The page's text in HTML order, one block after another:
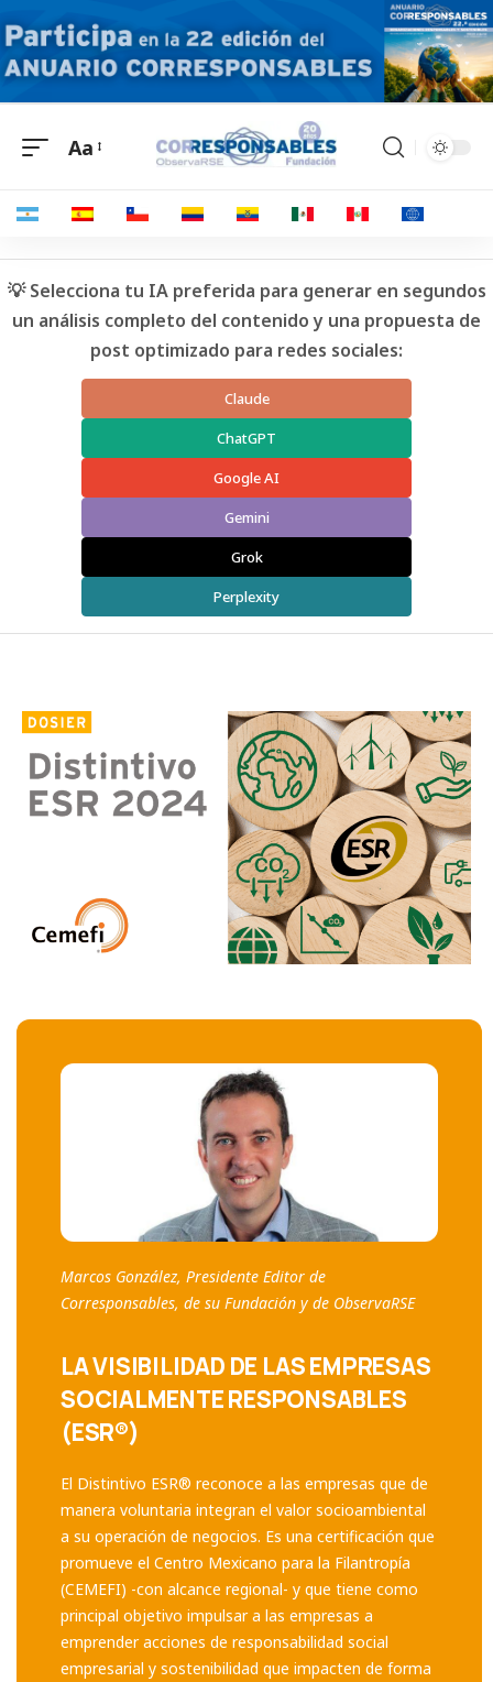
Aa
💡 Selecciona tu IA preferida para generar en segundos
un análisis completo del contenido y una propuesta de
post optimizado para redes sociales:
Claude
ChatGPT
Google AI
Gemini
Grok
Perplexity
Marcos González, Presidente Editor de
Corresponsables, de su Fundación y de ObservaRSE
LA VISIBILIDAD DE LAS EMPRESAS
SOCIALMENTE RESPONSABLES
(ESR®)
El Distintivo ESR® reconoce a las empresas que de
manera voluntaria integran el valor socioambiental
a su operación de negocios. Es una certificación que
promueve el Centro Mexicano para la Filantropía
(CEMEFI) -con alcance regional- y que tiene como
principal objetivo impulsar a las empresas a
emprender acciones de responsabilidad social
empresarial y sostenibilidad que impacten de forma